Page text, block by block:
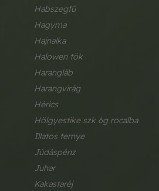
habszegfű
hagyma
hajnalka
halowen tök
harangláb
harangvirág
hérics
hölgyestike szk 6g rocalba
illatos ternye
júdáspénz
juhar
kakastaréj